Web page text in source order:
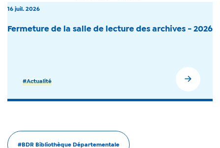
16 juil. 2026
Fermeture de la salle de lecture des archives - 2026
#Actualité
#BDR Bibliothèque Départementale